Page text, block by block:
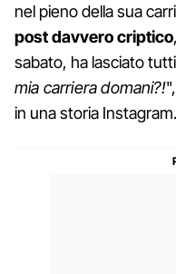
nel pieno della sua
post davvero criptico
sabato, ha lasciato
mia carriera domani?!
in una storia Instagram.